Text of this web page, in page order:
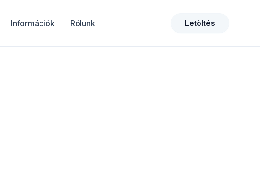
Információk Rólunk Letöltés